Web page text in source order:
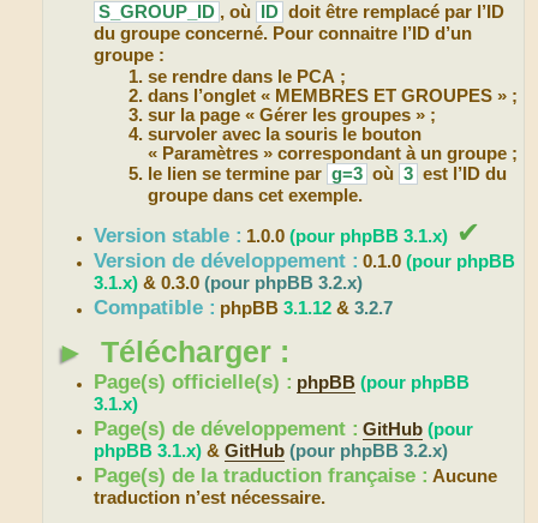
S_GROUP_ID , où ID doit être remplacé par l’ID
du groupe concerné. Pour connaitre l’ID d’un
groupe :
se rendre dans le PCA ;
dans l’onglet « MEMBRES ET GROUPES » ;
sur la page « Gérer les groupes » ;
survoler avec la souris le bouton
« Paramètres » correspondant à un groupe ;
le lien se termine par g=3 où 3 est l’ID du
groupe dans cet exemple.
Version stable : 1.0.0(pour phpBB 3.1.x) ✔
Version de développement : 0.1.0(pour phpBB
3.1.x) & 0.3.0(pour phpBB 3.2.x)
Compatible : phpBB3.1.12 &3.2.7
► Télécharger :
Page(s) officielle(s) : phpBB (pour phpBB
3.1.x)
Page(s) de développement : GitHub (pour
phpBB 3.1.x) &GitHub (pour phpBB 3.2.x)
Page(s) de la traduction française : Aucune
traduction n’est nécessaire.